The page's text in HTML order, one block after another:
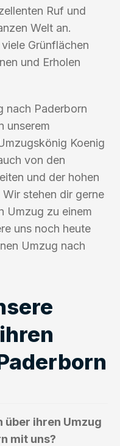
Ruf und
Welt an.
Grünflächen
und Erholen
nach Paderborn
unserem
Koenig
von den
und der hohen
stehen dir gerne
Umzug zu einem
uns noch heute
Umzug nach
über ihren Umzug
mit uns?